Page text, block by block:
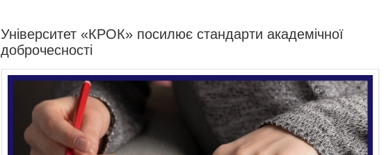
Університет «КРОК» посилює стандарти академічної
доброчесності